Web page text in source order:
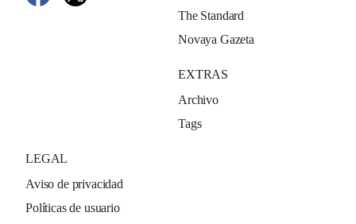
The Standard
Novaya Gazeta
EXTRAS
Archivo
Tags
LEGAL
Aviso de privacidad
Políticas de usuario